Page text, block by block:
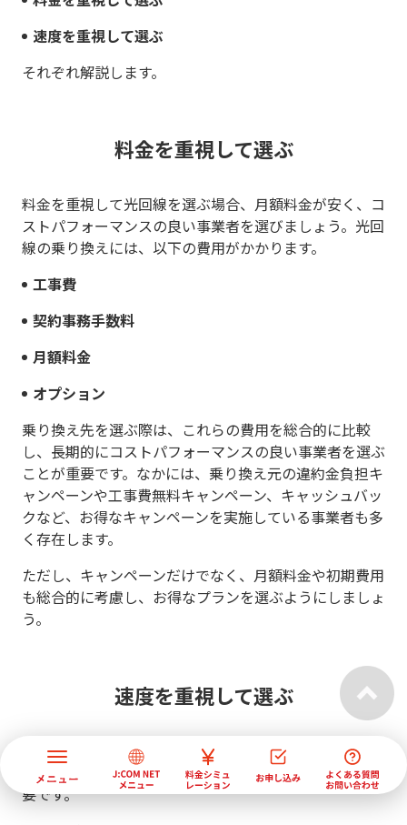
速度を重視して選ぶ
それぞれ解説します。
料金を重視して選ぶ
料金を重視して光回線を選ぶ場合、月額料金が安く、コ
ストパフォーマンスの良い事業者を選びましょう。光回
線の乗り換えには、以下の費用がかかります。
工事費
契約事務手数料
月額料金
オプション
乗り換え先を選ぶ際は、これらの費用を総合的に比較
し、長期的にコストパフォーマンスの良い事業者を選ぶ
ことが重要です。なかには、乗り換え元の違約金負担キ
ャンペーンや工事費無料キャンペーン、キャッシュバッ
クなど、お得なキャンペーンを実施している事業者も多
く存在します。
ただし、キャンペーンだけでなく、月額料金や初期費用
も総合的に考慮し、お得なプランを選ぶようにしましょ
う。
速度を重視して選ぶ
速度を重視して光回線を選ぶ場合、契約するプランの最
大通信速度や、利用する機器の性能を確認することが重
要です。